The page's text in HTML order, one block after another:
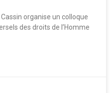
organise un colloque
des droits de l’Homme